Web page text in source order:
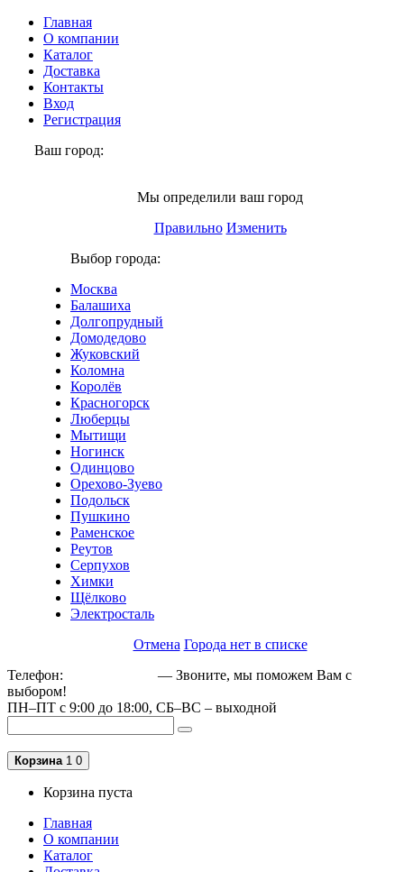
Главная
О компании
Каталог
Доставка
Контакты
Вход
Регистрация
Ваш город:
Мы определили ваш город
Правильно Изменить
Выбор города:
Москва
Балашиха
Долгопрудный
Домодедово
Жуковский
Коломна
Королёв
Красногорск
Люберцы
Мытищи
Ногинск
Одинцово
Орехово-Зуево
Подольск
Пушкино
Раменское
Реутов
Серпухов
Химки
Щёлково
Электросталь
Отмена Города нет в списке
Телефон:
— Звоните, мы поможем Вам с
выбором!
ПН–ПТ с 9:00 до 18:00, СБ–ВС – выходной
Корзина 1 0
Корзина пуста
Главная
О компании
Каталог